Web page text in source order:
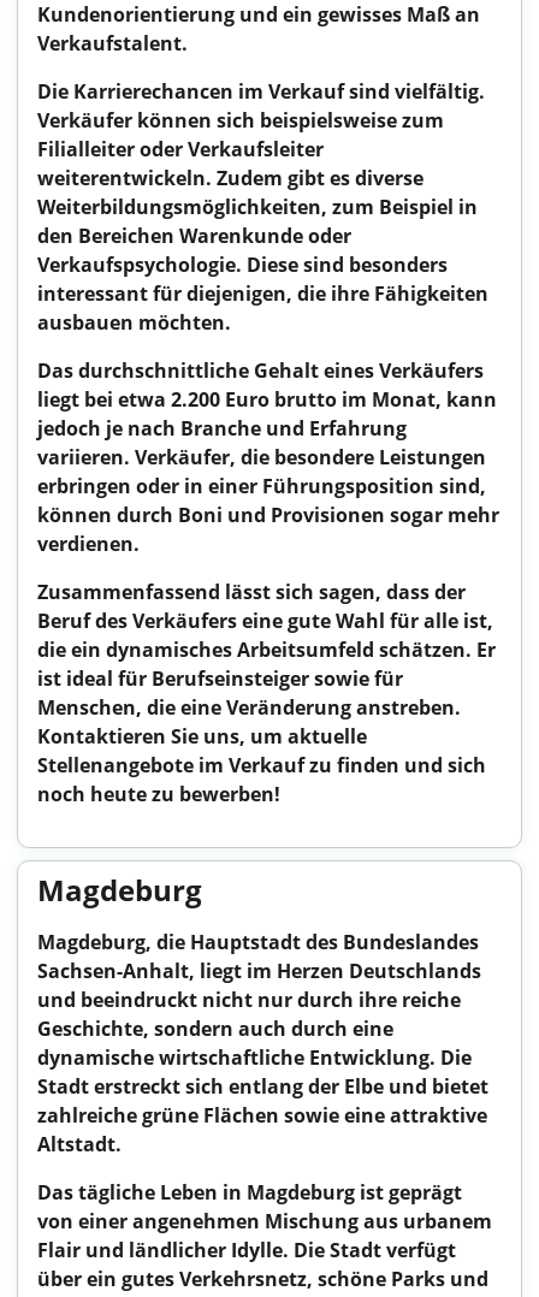
Kundenorientierung und ein gewisses Maß an
Verkaufstalent.
Die Karrierechancen im Verkauf sind vielfältig.
Verkäufer können sich beispielsweise zum
Filialleiter oder Verkaufsleiter
weiterentwickeln. Zudem gibt es diverse
Weiterbildungsmöglichkeiten, zum Beispiel in
den Bereichen Warenkunde oder
Verkaufspsychologie. Diese sind besonders
interessant für diejenigen, die ihre Fähigkeiten
ausbauen möchten.
Das durchschnittliche Gehalt eines Verkäufers
liegt bei etwa 2.200 Euro brutto im Monat, kann
jedoch je nach Branche und Erfahrung
variieren. Verkäufer, die besondere Leistungen
erbringen oder in einer Führungsposition sind,
können durch Boni und Provisionen sogar mehr
verdienen.
Zusammenfassend lässt sich sagen, dass der
Beruf des Verkäufers eine gute Wahl für alle ist,
die ein dynamisches Arbeitsumfeld schätzen. Er
ist ideal für Berufseinsteiger sowie für
Menschen, die eine Veränderung anstreben.
Kontaktieren Sie uns, um aktuelle
Stellenangebote im Verkauf zu finden und sich
noch heute zu bewerben!
Magdeburg
Magdeburg, die Hauptstadt des Bundeslandes
Sachsen-Anhalt, liegt im Herzen Deutschlands
und beeindruckt nicht nur durch ihre reiche
Geschichte, sondern auch durch eine
dynamische wirtschaftliche Entwicklung. Die
Stadt erstreckt sich entlang der Elbe und bietet
zahlreiche grüne Flächen sowie eine attraktive
Altstadt.
Das tägliche Leben in Magdeburg ist geprägt
von einer angenehmen Mischung aus urbanem
Flair und ländlicher Idylle. Die Stadt verfügt
über ein gutes Verkehrsnetz, schöne Parks und